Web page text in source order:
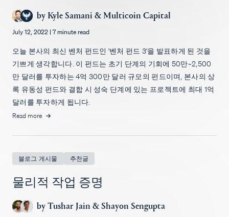
by Kyle Samani &Multicoin Capital
July 12, 2022 | 7 minute read
오늘 본사의 최신 벤처 펀드인 '벤처 펀드 3'을 발표하게 된 것을
기쁘게 생각합니다. 이 펀드는 초기 단계의 기회에 50만~2,500
만 달러를 투자하는 4억 300만 달러 규모의 펀드이며, 본사의 상
록 유동성 펀드와 결합 시 성숙 단계에 있는 프로젝트에 최대 1억
달러를 투자하게 됩니다.
Read more
블로그 게시물 추천글
물리적 작업 증명
byTushar Jain &Shayon Sengupta